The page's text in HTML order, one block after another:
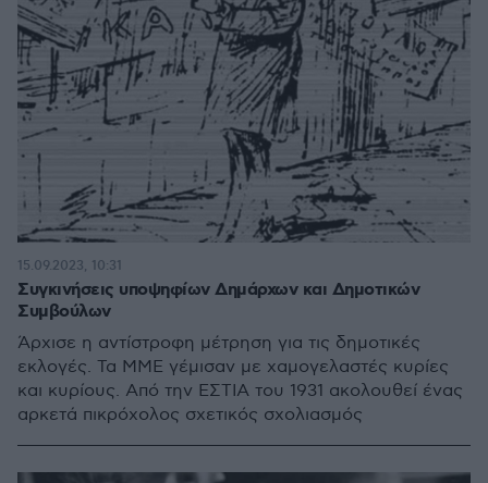
Συγκινήσεις υποψηφίων Δημάρχων και Δημοτικών
Συμβούλων
Άρχισε η αντίστροφη μέτρηση για τις δημοτικές
εκλογές. Τα ΜΜΕ γέμισαν με χαμογελαστές κυρίες
και κυρίους. Από την ΕΣΤΙΑ του 1931 ακολουθεί ένας
αρκετά πικρόχολος σχετικός σχολιασμός
15.09.2023, 10:31